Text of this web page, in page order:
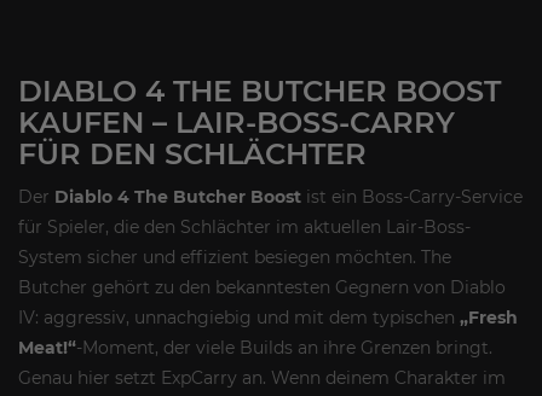
DIABLO 4 THE BUTCHER BOOST
KAUFEN – LAIR-BOSS-CARRY
FÜR DEN SCHLÄCHTER
Der Diablo 4 The Butcher Boost ist ein Boss-Carry-Service
für Spieler, die den Schlächter im aktuellen Lair-Boss-
System sicher und effizient besiegen möchten. The
Butcher gehört zu den bekanntesten Gegnern von Diablo
IV: aggressiv, unnachgiebig und mit dem typischen „Fresh
Meat!“-Moment, der viele Builds an ihre Grenzen bringt.
Genau hier setzt ExpCarry an. Wenn deinem Charakter im